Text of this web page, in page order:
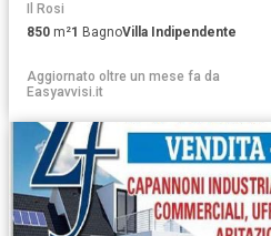
Il Rosi
850 m²1 BagnoVilla Indipendente
Aggiornato oltre un mese fa da
Easyavvisi.it